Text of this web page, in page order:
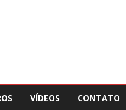
VÍDEOS CONTATO